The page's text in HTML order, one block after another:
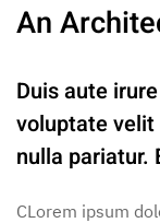
An
Duis aute
voluptate
nulla pariatur.
CLorem ipsum